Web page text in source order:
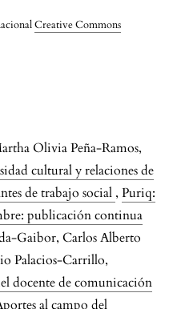
Creative Commons
Olivia Peña-Ramos,
cultural y relaciones de
de trabajo social , Puriq:
publicación continua
Gaibor, Carlos Alberto
Palacios-Carrillo,
docente de comunicación
al campo del